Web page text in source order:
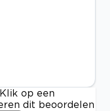
Klik op een
dit beoordelen